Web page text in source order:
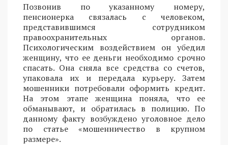
Позвонив по указанному номеру,
пенсионерка связалась с человеком,
представившимся сотрудником
правоохранительных органов.
Психологическим воздействием он убедил
женщину, что ее деньги необходимо срочно
спасать. Она сняла все средства со счетов,
упаковала их и передала курьеру. Затем
мошенники потребовали оформить кредит.
На этом этапе женщина поняла, что ее
обманывают, и обратилась в полицию. По
данному факту возбуждено уголовное дело
по статье «мошенничество в крупном
размере».